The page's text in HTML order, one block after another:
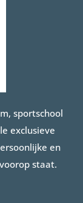
sportschool
exclusieve
en
staat.